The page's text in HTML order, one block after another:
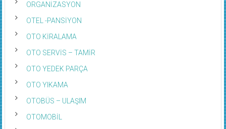
ORGANİZASYON
OTEL -PANSİYON
OTO KİRALAMA
OTO SERVİS – TAMİR
OTO YEDEK PARÇA
OTO YIKAMA
OTOBÜS – ULAŞIM
OTOMOBİL